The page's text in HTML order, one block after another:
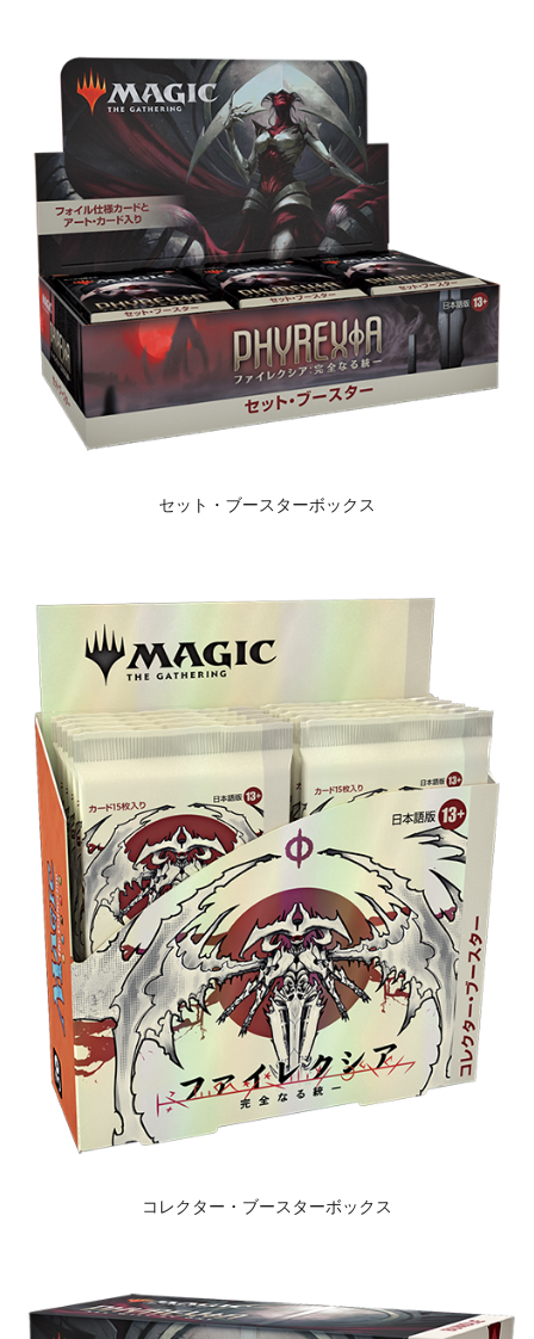
セット・ブースターボックス
コレクター・ブースターボックス